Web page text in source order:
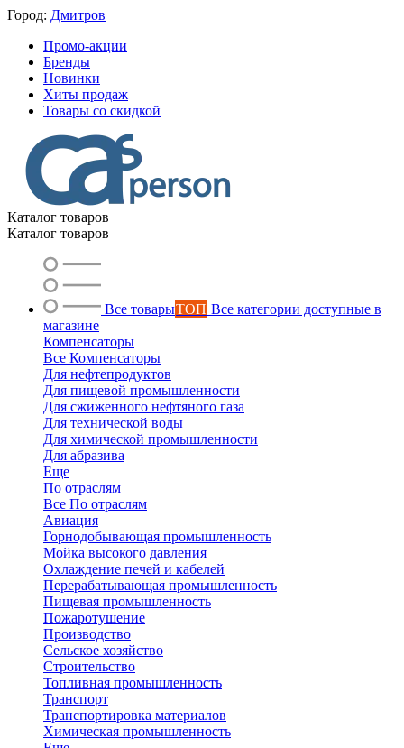
Город: Дмитров
Промо-акции
Бренды
Новинки
Хиты продаж
Товары со скидкой
Каталог товаров
Каталог товаров
Все товарыТОП Все категории доступные в
магазине
Компенсаторы
Все Компенсаторы
Для нефтепродуктов
Для пищевой промышленности
Для сжиженного нефтяного газа
Для технической воды
Для химической промышленности
Для абразива
Еще
По отраслям
Все По отраслям
Авиация
Горнодобывающая промышленность
Мойка высокого давления
Охлаждение печей и кабелей
Перерабатывающая промышленность
Пищевая промышленность
Пожаротушение
Производство
Сельское хозяйство
Строительство
Топливная промышленность
Транспорт
Транспортировка материалов
Химическая промышленность